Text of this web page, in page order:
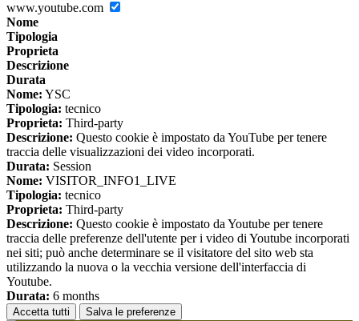
www.youtube.com
Nome
Tipologia
Proprieta
Descrizione
Durata
Nome: YSC
Tipologia: tecnico
Proprieta: Third-party
Descrizione: Questo cookie è impostato da YouTube per tenere
traccia delle visualizzazioni dei video incorporati.
Durata: Session
Nome: VISITOR_INFO1_LIVE
Tipologia: tecnico
Proprieta: Third-party
Descrizione: Questo cookie è impostato da Youtube per tenere
traccia delle preferenze dell'utente per i video di Youtube incorporati
nei siti; può anche determinare se il visitatore del sito web sta
utilizzando la nuova o la vecchia versione dell'interfaccia di
Youtube.
Durata: 6 months
Accetta tutti Salva le preferenze